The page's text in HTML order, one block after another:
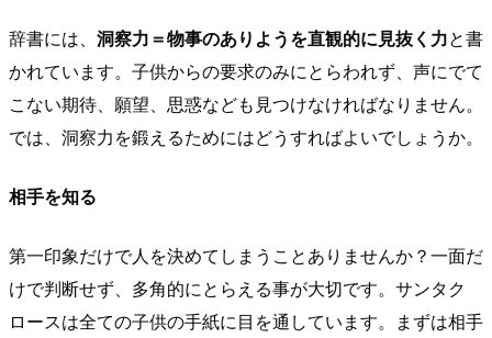
辞書には、 洞察力＝物事のありようを直観的に見抜く力と書
かれています。子供からの要求のみにとらわれず、声にでて
こない期待、願望、思惑なども見つけなければなりません。
では、洞察力を鍛えるためにはどうすればよいでしょうか。
相手を知る
第一印象だけで人を決めてしまうことありませんか？一面だ
けで判断せず、多角的にとらえる事が大切です。サンタク
ロースは全ての子供の手紙に目を通しています。まずは相手